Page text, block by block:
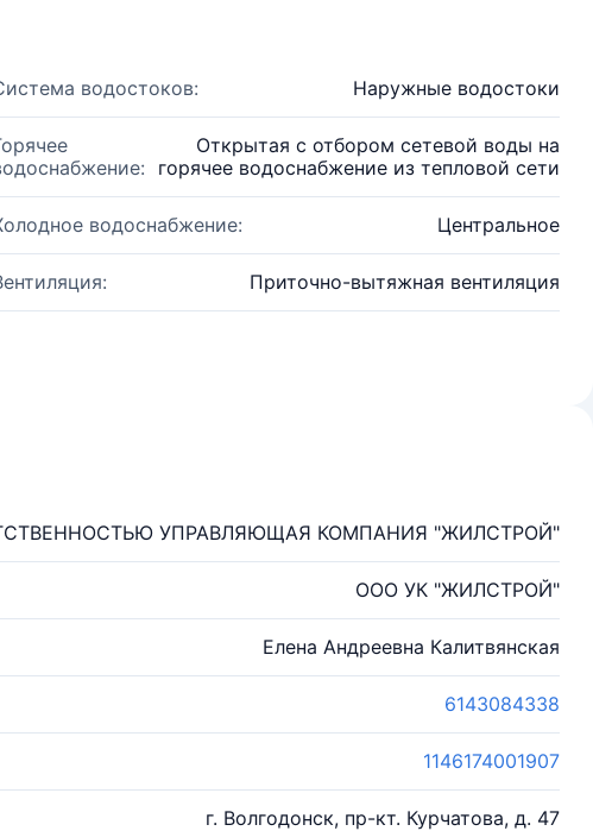
водостоков: Наружные водостоки
Открытая с отбором сетевой воды на
горячее водоснабжение из тепловой сети
водоснабжение: Центральное
Приточно-вытяжная вентиляция
УПРАВЛЯЮЩАЯ КОМПАНИЯ "ЖИЛСТРОЙ"
ООО УК "ЖИЛСТРОЙ"
Елена Андреевна Калитвянская
6143084338
1146174001907
г. Волгодонск, пр-кт. Курчатова, д. 47